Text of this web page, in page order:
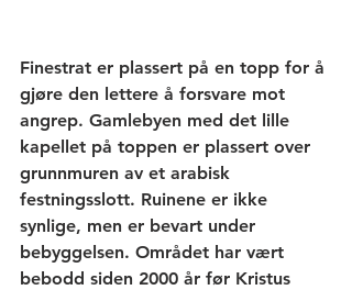
Finestrat er plassert på en topp for å
gjøre den lettere å forsvare mot
angrep. Gamlebyen med det lille
kapellet på toppen er plassert over
grunnmuren av et arabisk
festningsslott. Ruinene er ikke
synlige, men er bevart under
bebyggelsen. Området har vært
bebodd siden 2000 år før Kristus